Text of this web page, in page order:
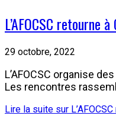
L’AFOCSC retourne à
29 octobre, 2022
L’AFOCSC organise
Les rencontres
Lire la suite sur